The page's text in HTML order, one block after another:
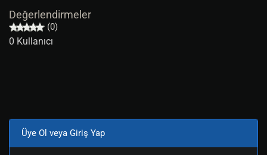
Değerlendirmeler
(0)
0 Kullanıcı
Üye Ol veya Giriş Yap